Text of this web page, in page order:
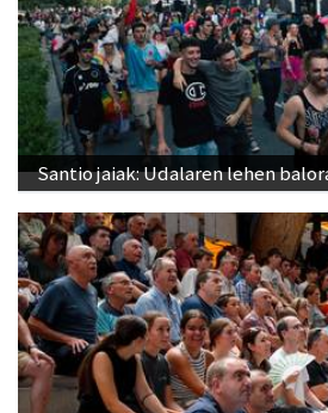
Santio jaiak: Udalaren lehen